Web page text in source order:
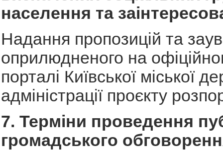
населення та
Надання пропозицій та
оприлюдненого на
порталі Київської міської
адміністрації проєкту
7. Терміни проведення
громадського